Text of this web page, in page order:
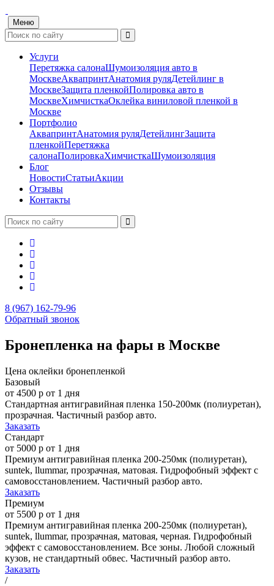
Меню
Услуги
Перетяжка салонаШумоизоляция авто в
МосквеАквапринтАнатомия руляДетейлинг в
МосквеЗащита пленкойПолировка авто в
МосквеХимчисткаОклейка виниловой пленкой в
Москве
Портфолио
АквапринтАнатомия руляДетейлингЗащита
пленкойПеретяжка
салонаПолировкаХимчисткаШумоизоляция
Блог
НовостиСтатьиАкции
Отзывы
Контакты
8 (967) 162-79-96
Обратный звонок
Бронепленка на фары в Москве
Цена оклейки бронепленкой
Базовый
от 4500 р от 1 дня
Стандартная антигравийная пленка 150-200мк (полиуретан),
прозрачная. Частичный разбор авто.
Заказать
Стандарт
от 5000 р от 1 дня
Премиум антигравийная пленка 200-250мк (полиуретан),
suntek, llummar, прозрачная, матовая. Гидрофобный эффект с
самовосстановлением. Частичный разбор авто.
Заказать
Премиум
от 5500 р от 1 дня
Премиум антигравийная пленка 200-250мк (полиуретан),
suntek, llummar, прозрачная, матовая, черная. Гидрофобный
эффект с самовосстановлением. Все зоны. Любой сложный
кузов, не стандартный обвес. Частичный разбор авто.
Заказать
/